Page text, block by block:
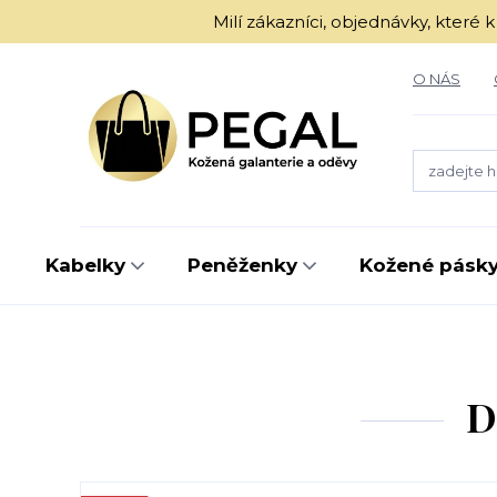
Milí zákazníci, objednávky, které
O NÁS
Kabelky Peněženky Kožené